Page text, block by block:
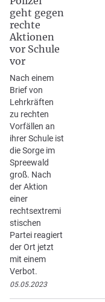
geht gegen
rechte
Aktionen
vor Schule
vor
Nach einem
Brief von
Lehrkräften
zu rechten
Vorfällen an
ihrer Schule ist
die Sorge im
Spreewald
groß. Nach
der Aktion
einer
rechtsextremi
stischen
Partei reagiert
der Ort jetzt
mit einem
Verbot.
05.05.2023